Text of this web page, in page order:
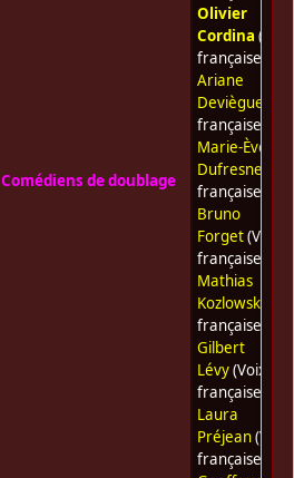
Comédiens de doublage
Olivier
Cordina (Voix
française) •
Ariane
Deviègue
française) •
Marie-Ève
Dufresne
française) •
Bruno
Forget(Voix
française) •
Mathias
Kozlowski
française) •
Gilbert
Lévy(Voix
française) •
Laura
Préjean(Voix
française) •